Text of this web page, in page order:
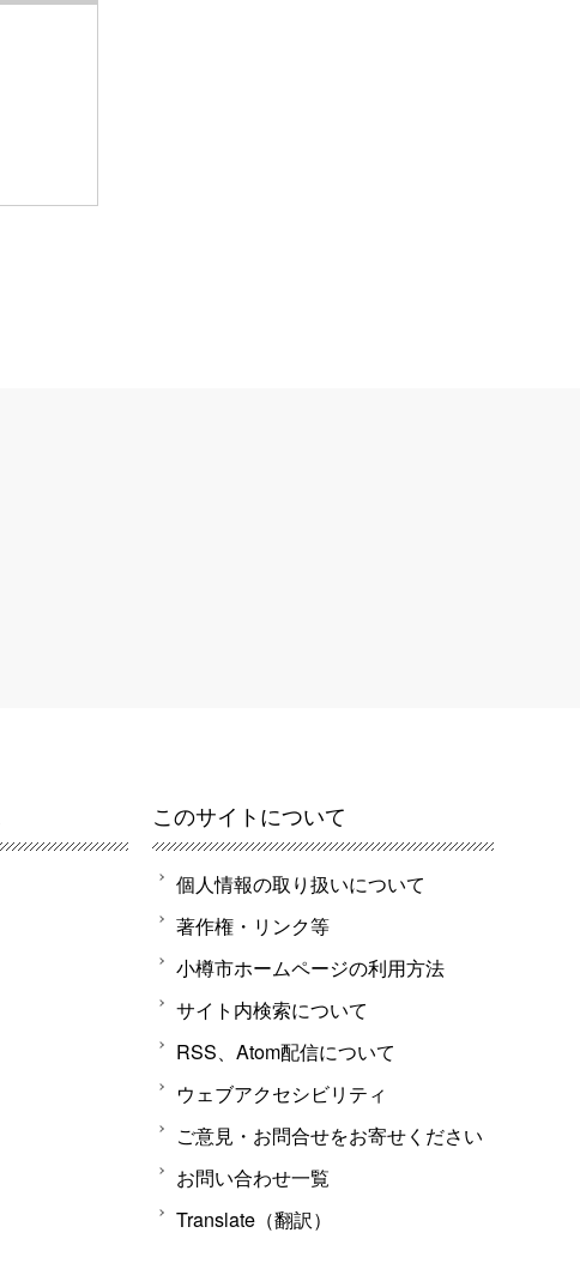
このサイトについて
個人情報の取り扱いについて
著作権・リンク等
小樽市ホームページの利用方法
サイト内検索について
RSS、Atom配信について
ウェブアクセシビリティ
ご意見・お問合せをお寄せください
お問い合わせ一覧
Translate（翻訳）